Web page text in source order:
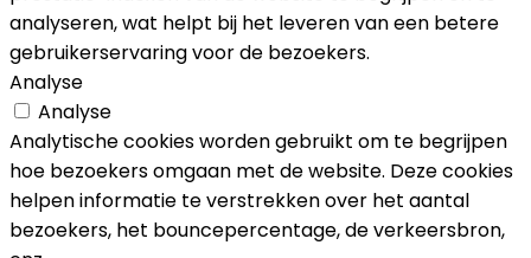
analyseren, wat helpt bij het leveren van een betere
gebruikerservaring voor de bezoekers.
Analyse
Analyse
Analytische cookies worden gebruikt om te begrijpen
hoe bezoekers omgaan met de website. Deze cookies
helpen informatie te verstrekken over het aantal
bezoekers, het bouncepercentage, de verkeersbron,